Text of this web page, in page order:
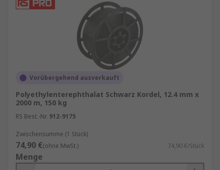
Vorübergehend ausverkauft
Polyethylenterephthalat Schwarz Kordel, 12.4 mm x
2000 m, 150 kg
RS Best.-Nr. 912-9175
Zwischensumme (1 Stück)
74,90 €(ohne MwSt.) 74,90 €/Stück
Menge